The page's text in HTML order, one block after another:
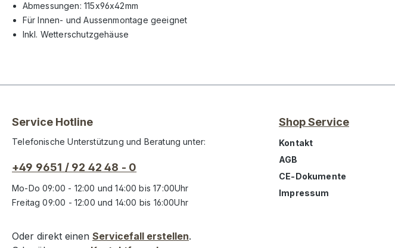
Abmessungen: 115x96x42mm
Für Innen- und Aussenmontage geeignet
Inkl. Wetterschutzgehäuse
Service Hotline
Telefonische Unterstützung und Beratung unter:
+49 9651 / 92 42 48 - 0
Mo-Do 09:00 - 12:00 und 14:00 bis 17:00Uhr
Freitag 09:00 - 12:00 und 14:00 bis 16:00Uhr
Oder direkt einen Servicefall erstellen.
Shop Service
Kontakt
AGB
CE-Dokumente
Impressum